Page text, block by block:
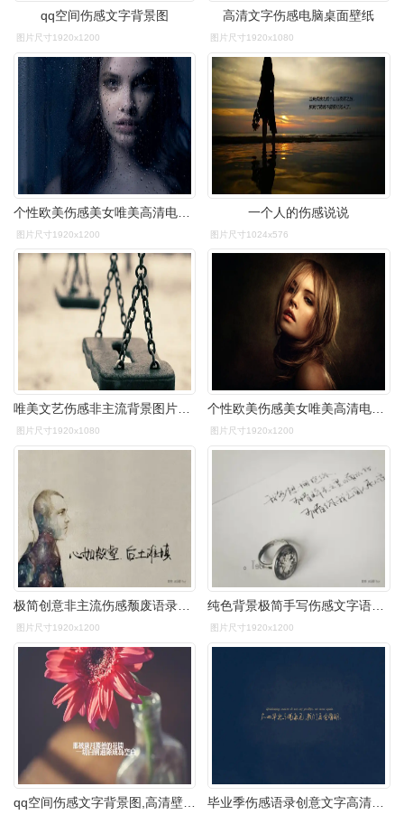
qq空间伤感文字背景图
图片尺寸1920x1200
高清文字伤感电脑桌面壁纸
图片尺寸1920x1080
图片尺寸1920x1200
一个人的伤感说说
图片尺寸1024x576
唯美文艺伤感非主流背景图片桌面壁纸
图片尺寸1920x1080
个性欧美伤感美女唯美高清电脑壁纸图片下载
图片尺寸1920x1200
图片尺寸1920x1200 图片尺寸1920x1200